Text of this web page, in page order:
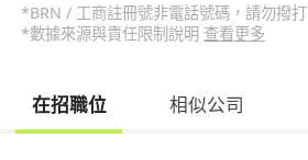
*BRN / 工商註冊號非電話號碼，請勿撥打
*數據來源與責任限制說明 查看更多
在招職位 相似公司